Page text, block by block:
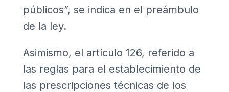
públicos”, se indica en el preámbulo
de la ley.
Asimismo, el artículo 126, referido a
las reglas para el establecimiento de
las prescripciones técnicas de los